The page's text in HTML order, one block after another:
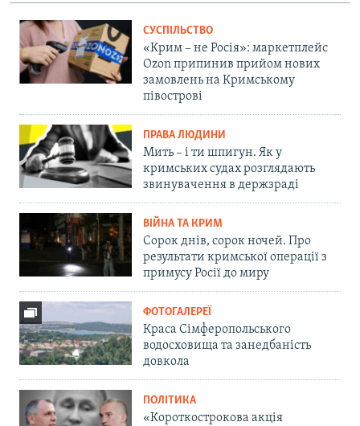
СУСПІЛЬСТВО
«Крим – не Росія»: маркетплейс
Ozon припинив прийом нових
замовлень на Кримському
півострові
ПРАВА ЛЮДИНИ
Мить – і ти шпигун. Як у
кримських судах розглядають
звинувачення в держзраді
ВІЙНА ТА КРИМ
Сорок днів, сорок ночей. Про
результати кримської операції з
примусу Росії до миру
ФОТОГАЛЕРЕЇ
Краса Сімферопольського
водосховища та занедбаність
довкола
ПОЛІТИКА
«Короткострокова акція